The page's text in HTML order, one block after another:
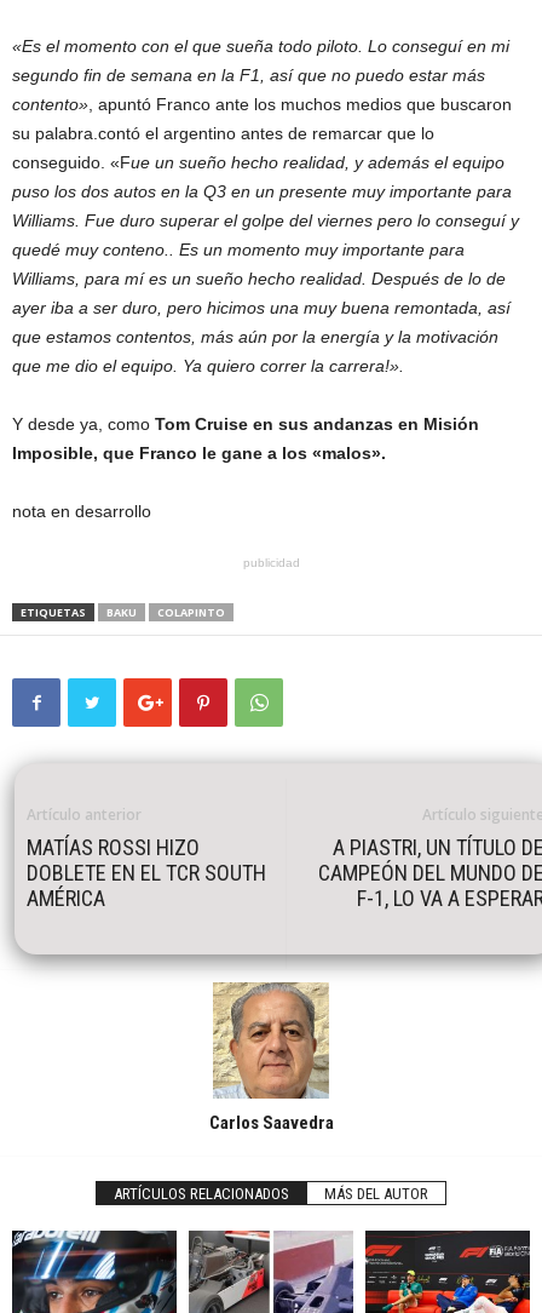
«Es el momento con el que sueña todo piloto. Lo conseguí en mi
segundo fin de semana en la F1, así que no puedo estar más
contento», apuntó Franco ante los muchos medios que buscaron
su palabra.contó el argentino antes de remarcar que lo
conseguido. «Fue un sueño hecho realidad, y además el equipo
puso los dos autos en la Q3 en un presente muy importante para
Williams. Fue duro superar el golpe del viernes pero lo conseguí y
quedé muy conteno.. Es un momento muy importante para
Williams, para mí es un sueño hecho realidad. Después de lo de
ayer iba a ser duro, pero hicimos una muy buena remontada, así
que estamos contentos, más aún por la energía y la motivación
que me dio el equipo. Ya quiero correr la carrera!».
Y desde ya, como Tom Cruise en sus andanzas en Misión
Imposible, que Franco le gane a los «malos».
nota en desarrollo
publicidad
ETIQUETAS BAKU COLAPINTO
Artículo anterior
MATÍAS ROSSI HIZO
DOBLETE EN EL TCR SOUTH
AMÉRICA
Artículo
A PIASTRI, UN TÍTULO
CAMPEÓN DEL MUNDO
F-1, LO VA A
Carlos Saavedra
ARTÍCULOS RELACIONADOS MÁS DEL AUTOR